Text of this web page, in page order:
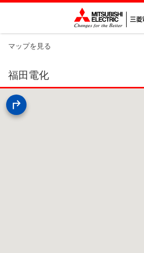
マップを見る
福田電化